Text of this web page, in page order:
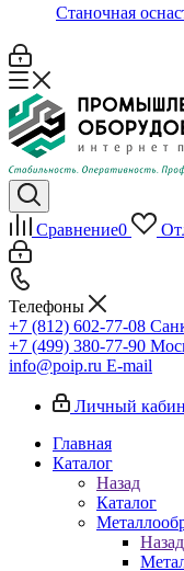
Станочная
Сравнение0
Телефоны
+7 (812) 602-77-08
+7 (499) 380-77-90
info@poip.ru E-mail
Личный
Главная
Каталог
Назад
Каталог
Назад